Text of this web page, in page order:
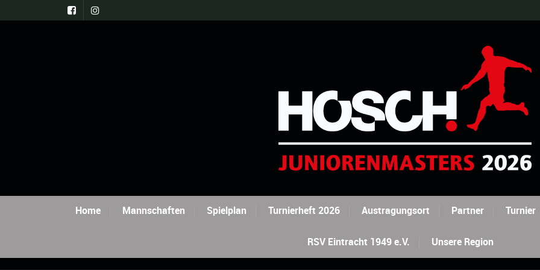
Home Mannschaften Spielplan Turnierheft 2026 Austragungsort Partner Turnier
RSV Eintracht 1949 e.V. Unsere Region